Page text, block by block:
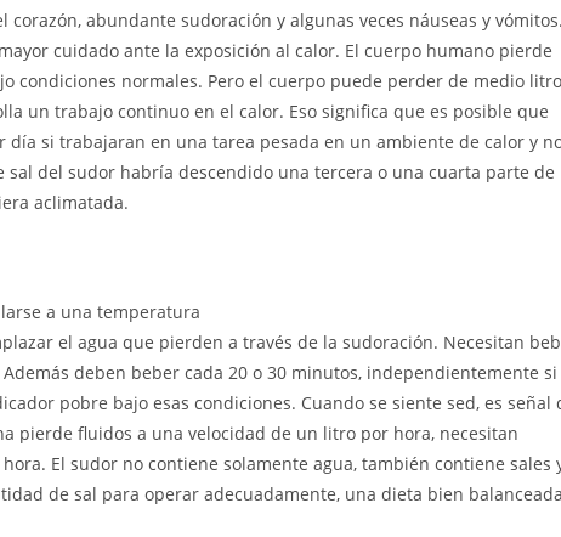
abundante sudoración y algunas veces náuseas y
cuidado ante la exposición al calor. El cuerpo humano pierde
condiciones normales. Pero el cuerpo puede perder de medio
un trabajo continuo en el calor. Eso significa que es posible que
si trabajaran en una tarea pesada en un ambiente de calor y
del sudor habría descendido una tercera o una cuarta parte de
aclimatada.
a una temperatura
el agua que pierden a través de la sudoración. Necesitan
deben beber cada 20 o 30 minutos, independientemente si
pobre bajo esas condiciones. Cuando se siente sed, es señal
pierde fluidos a una velocidad de un litro por hora, necesitan
El sudor no contiene solamente agua, también contiene sales
de sal para operar adecuadamente, una dieta bien